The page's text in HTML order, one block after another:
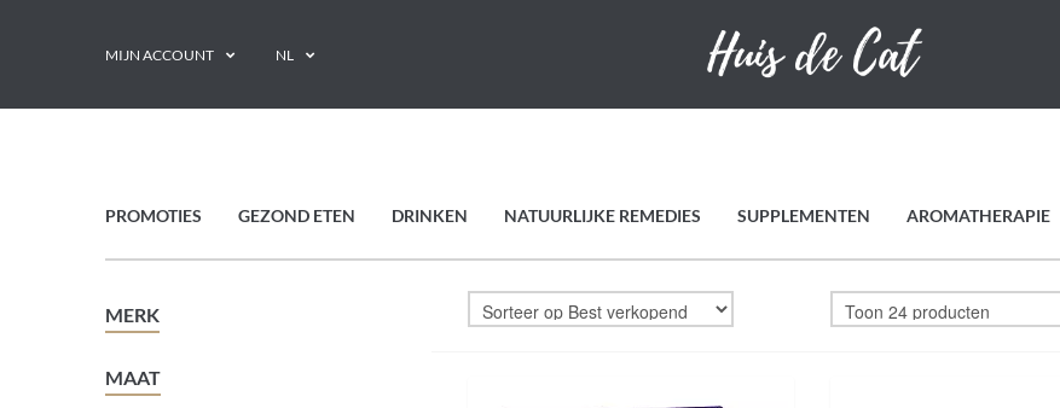
MIJN ACCOUNT NL
PROMOTIES GEZOND ETEN DRINKEN NATUURLIJKE REMEDIES SUPPLEMENTEN AROMATHERAPIE
MERK
MAAT